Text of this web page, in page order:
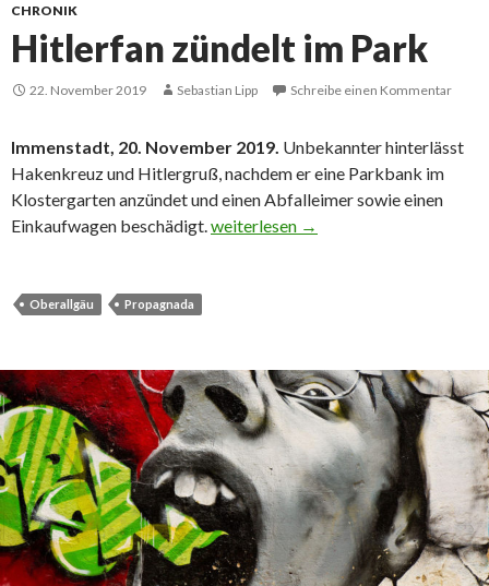
CHRONIK
Hitlerfan zündelt im Park
22. November 2019 Sebastian Lipp Schreibe einen Kommentar
Immenstadt, 20. November 2019. Unbekannter hinterlässt
Hakenkreuz und Hitlergruß, nachdem er eine Parkbank im
Klostergarten anzündet und einen Abfalleimer sowie einen
Einkaufwagen beschädigt.Hitlerfan zündelt im Park
weiterlesen →
Oberallgäu Propagnada